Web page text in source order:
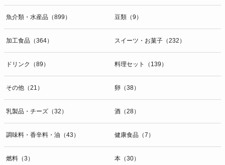
魚介類・水産品（899） 豆類（9）
加工食品（364） スイーツ・お菓子（232）
ドリンク（89） 料理セット（139）
その他（21） 卵（38）
乳製品・チーズ（32） 酒（28）
調味料・香辛料・油（43） 健康食品（7）
燃料（3） 本（30）